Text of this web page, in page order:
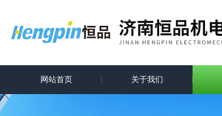
网站首页 关于我们